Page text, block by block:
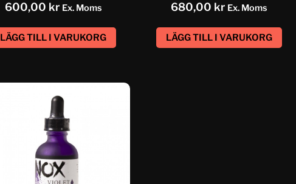
600,00 kr Ex. Moms
LÄGG TILL I VARUKORG
680,00 kr Ex. Moms
LÄGG TILL I VARUKORG